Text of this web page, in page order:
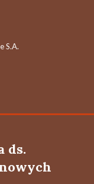
S.A.
ds.